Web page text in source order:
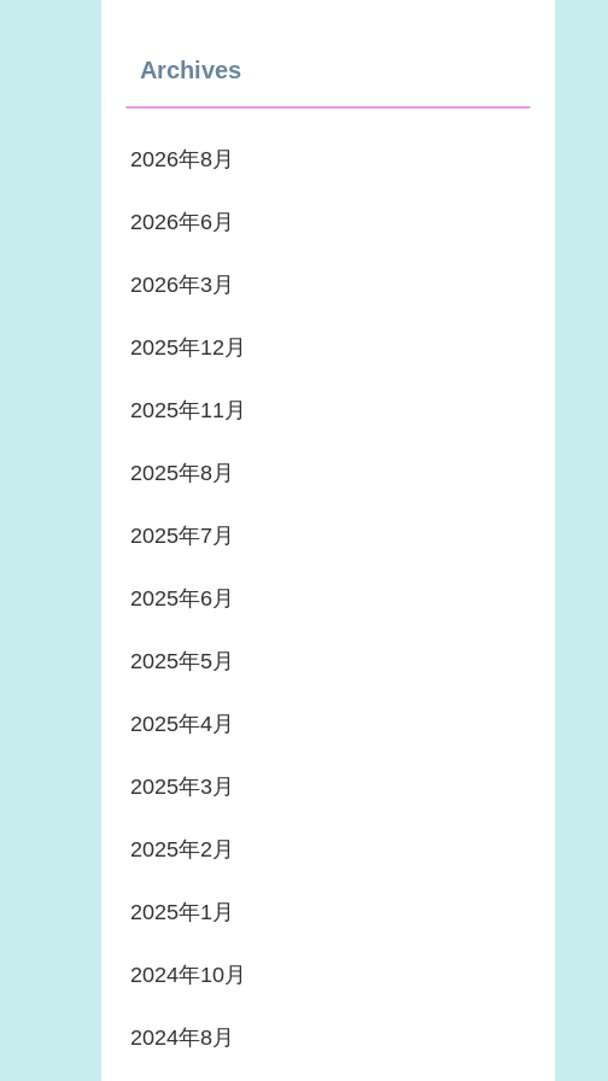
Archives
2026年8月
2026年6月
2026年3月
2025年12月
2025年11月
2025年8月
2025年7月
2025年6月
2025年5月
2025年4月
2025年3月
2025年2月
2025年1月
2024年10月
2024年8月